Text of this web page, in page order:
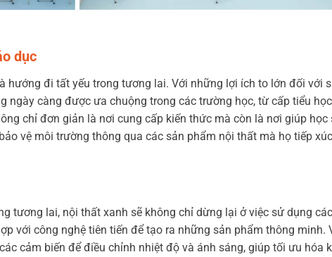
dục
hướng đi tất yếu trong tương lai. Với những lợi ích to lớn đối với
ngày càng được ưa chuộng trong các trường học, từ cấp tiểu
chỉ đơn giản là nơi cung cấp kiến thức mà còn là nơi giúp học
vệ môi trường thông qua các sản phẩm nội thất mà họ tiếp
tương lai, nội thất xanh sẽ không chỉ dừng lại ở việc sử dụng
với công nghệ tiên tiến để tạo ra những sản phẩm thông minh.
cảm biến để điều chỉnh nhiệt độ và ánh sáng, giúp tối ưu hóa